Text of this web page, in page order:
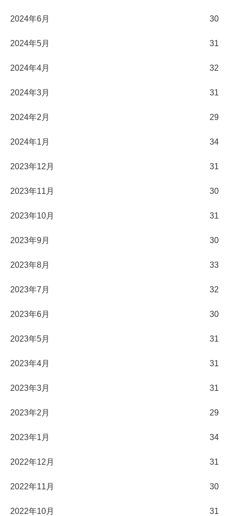
2024年6月 30
2024年5月 31
2024年4月 32
2024年3月 31
2024年2月 29
2024年1月 34
2023年12月 31
2023年11月 30
2023年10月 31
2023年9月 30
2023年8月 33
2023年7月 32
2023年6月 30
2023年5月 31
2023年4月 31
2023年3月 31
2023年2月 29
2023年1月 34
2022年12月 31
2022年11月 30
2022年10月 31